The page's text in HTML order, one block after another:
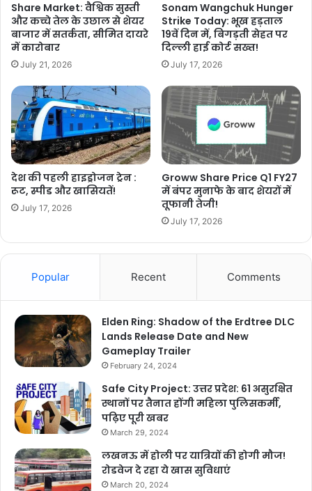
Share Market: वैश्विक सुस्ती
और कच्चे तेल के उछाल से शेयर
बाजार में सतर्कता, सीमित दायरे
में कारोबार
July 21, 2026
Sonam Wangchuk Hunger
Strike Today: भूख हड़ताल
19वें दिन में, बिगड़ती सेहत पर
दिल्ली हाई कोर्ट सख्त!
July 17, 2026
देश की पहली हाइड्रोजन ट्रेन :
रूट, स्पीड और खासियतें!
July 17, 2026
Groww Share Price Q1 FY27
में बंपर मुनाफे के बाद शेयरों में
तूफानी तेजी!
July 17, 2026
Popular Recent Comments
Elden Ring: Shadow of the Erdtree DLC
Lands Release Date and New
Gameplay Trailer
February 24, 2024
Safe City Project: उत्तर प्रदेश: 61 असुरक्षित
स्थानों पर तैनात होंगी महिला पुलिसकर्मी,
पढ़िए पूरी खबर
March 29, 2024
लखनऊ में होली पर यात्रियों की होगी मौज!
रोडवेज दे रहा ये खास सुविधाएं
March 20, 2024